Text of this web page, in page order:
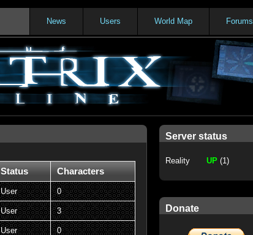
Forums
World Map
Users
News
Status Characters
User 0
User 3
User 0
Server status
Reality UP(1)
Donate